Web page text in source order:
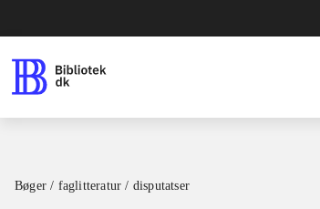
Bøger / faglitteratur / disputatser